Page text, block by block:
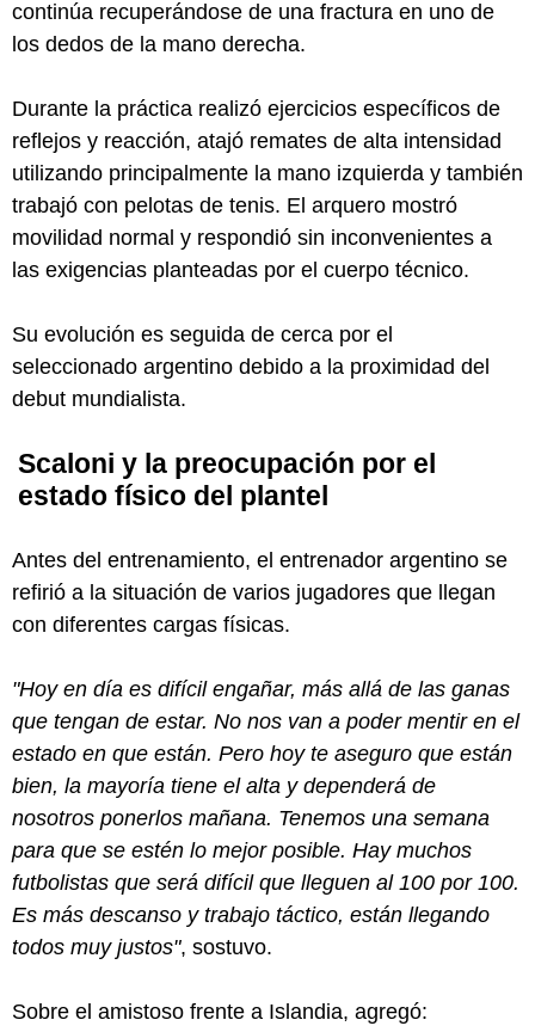
continúa recuperándose de una fractura en uno de
los dedos de la mano derecha.
Durante la práctica realizó ejercicios específicos de
reflejos y reacción, atajó remates de alta intensidad
utilizando principalmente la mano izquierda y también
trabajó con pelotas de tenis. El arquero mostró
movilidad normal y respondió sin inconvenientes a
las exigencias planteadas por el cuerpo técnico.
Su evolución es seguida de cerca por el
seleccionado argentino debido a la proximidad del
debut mundialista.
Scaloni y la preocupación por el
estado físico del plantel
Antes del entrenamiento, el entrenador argentino se
refirió a la situación de varios jugadores que llegan
con diferentes cargas físicas.
"Hoy en día es difícil engañar, más allá de las ganas
que tengan de estar. No nos van a poder mentir en el
estado en que están. Pero hoy te aseguro que están
bien, la mayoría tiene el alta y dependerá de
nosotros ponerlos mañana. Tenemos una semana
para que se estén lo mejor posible. Hay muchos
futbolistas que será difícil que lleguen al 100 por 100.
Es más descanso y trabajo táctico, están llegando
todos muy justos", sostuvo.
Sobre el amistoso frente a Islandia, agregó: